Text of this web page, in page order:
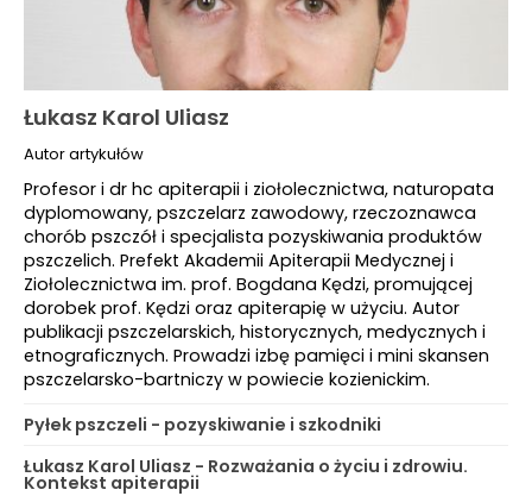
Łukasz Karol Uliasz
Autor artykułów
Profesor i dr hc apiterapii i ziołolecznictwa, naturopata
dyplomowany, pszczelarz zawodowy, rzeczoznawca
chorób pszczół i specjalista pozyskiwania produktów
pszczelich. Prefekt Akademii Apiterapii Medycznej i
Ziołolecznictwa im. prof. Bogdana Kędzi, promującej
dorobek prof. Kędzi oraz apiterapię w użyciu. Autor
publikacji pszczelarskich, historycznych, medycznych i
etnograficznych. Prowadzi izbę pamięci i mini skansen
pszczelarsko-bartniczy w powiecie kozienickim.
Pyłek pszczeli - pozyskiwanie i szkodniki
Łukasz Karol Uliasz - Rozważania o życiu i zdrowiu.
Kontekst apiterapii